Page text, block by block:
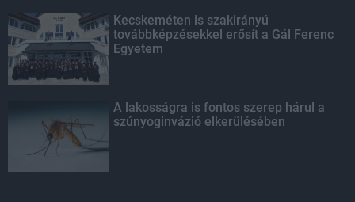
Kecskeméten is szakirányú
továbbképzésekkel erősít a Gál Ferenc
Egyetem
A lakosságra is fontos szerep hárul a
szúnyoginvázió elkerülésében